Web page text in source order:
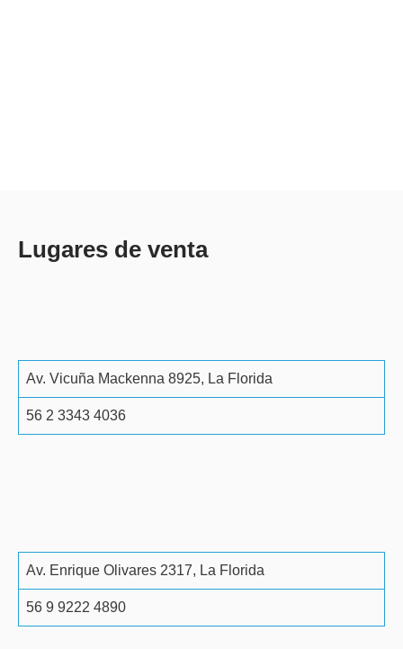
Lugares de venta
Av. Vicuña Mackenna 8925, La Florida
56 2 3343 4036
Av. Enrique Olivares 2317, La Florida
56 9 9222 4890